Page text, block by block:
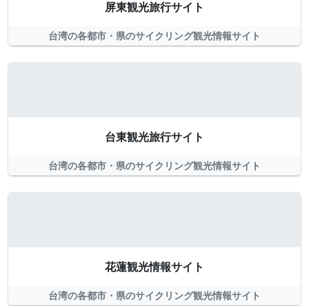
屏東観光旅行サイト
台湾の各都市・県のサイクリング観光情報サイト
台東観光旅行サイト
台湾の各都市・県のサイクリング観光情報サイト
花蓮観光情報サイト
台湾の各都市・県のサイクリング観光情報サイト